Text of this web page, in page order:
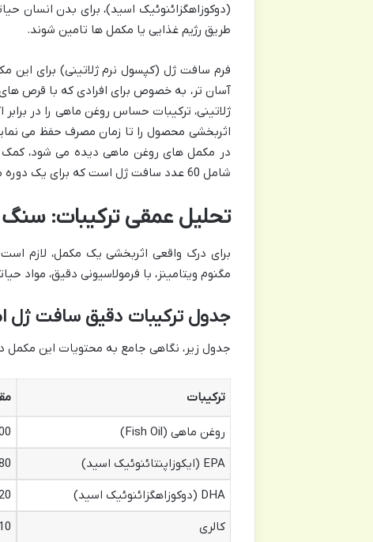
(دوکوزاهگزائنوئیک اسید)، برای بدن انسان
طریق رژیم غذایی یا مکمل ها تامین شوند.
فرم سافت ژل (کپسول نرم ژلاتینی) برای این
آسان تر، به خصوص برای افرادی که با قرص های
ژلاتینی، ترکیبات حساس روغن ماهی را در
اثربخشی محصول را تا زمان مصرف حفظ می
در مکمل های روغن ماهی دیده می شود، کمک
شامل 60 عدد سافت ژل است که برای یک دوره مصرف مشخص طراحی شده است.
تحلیل عمقی ترکیبات: سنگ بنای
مگنوم ویتامینز، با فرمولاسیونی دقیق، مواد
جدول ترکیبات دقیق سافت ژل امگا 3 فیش اویل مگنوم
جدول زیر، نگاهی جامع به محتویات این
ترکیبات
روغن ماهی (Fish Oil)
EPA (ایکوزاپنتائنوئیک اسید)
mg
DHA (دوکوزاهگزائنوئیک اسید)
mg
کالری
10